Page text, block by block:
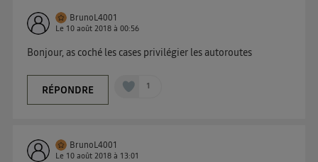
BrunoL4001
Le 10 août 2018 à00:56
Bonjour, as coché les cases privilégier les autoroutes
RÉPONDRE 1
BrunoL4001
Le 10 août 2018 à 13:01